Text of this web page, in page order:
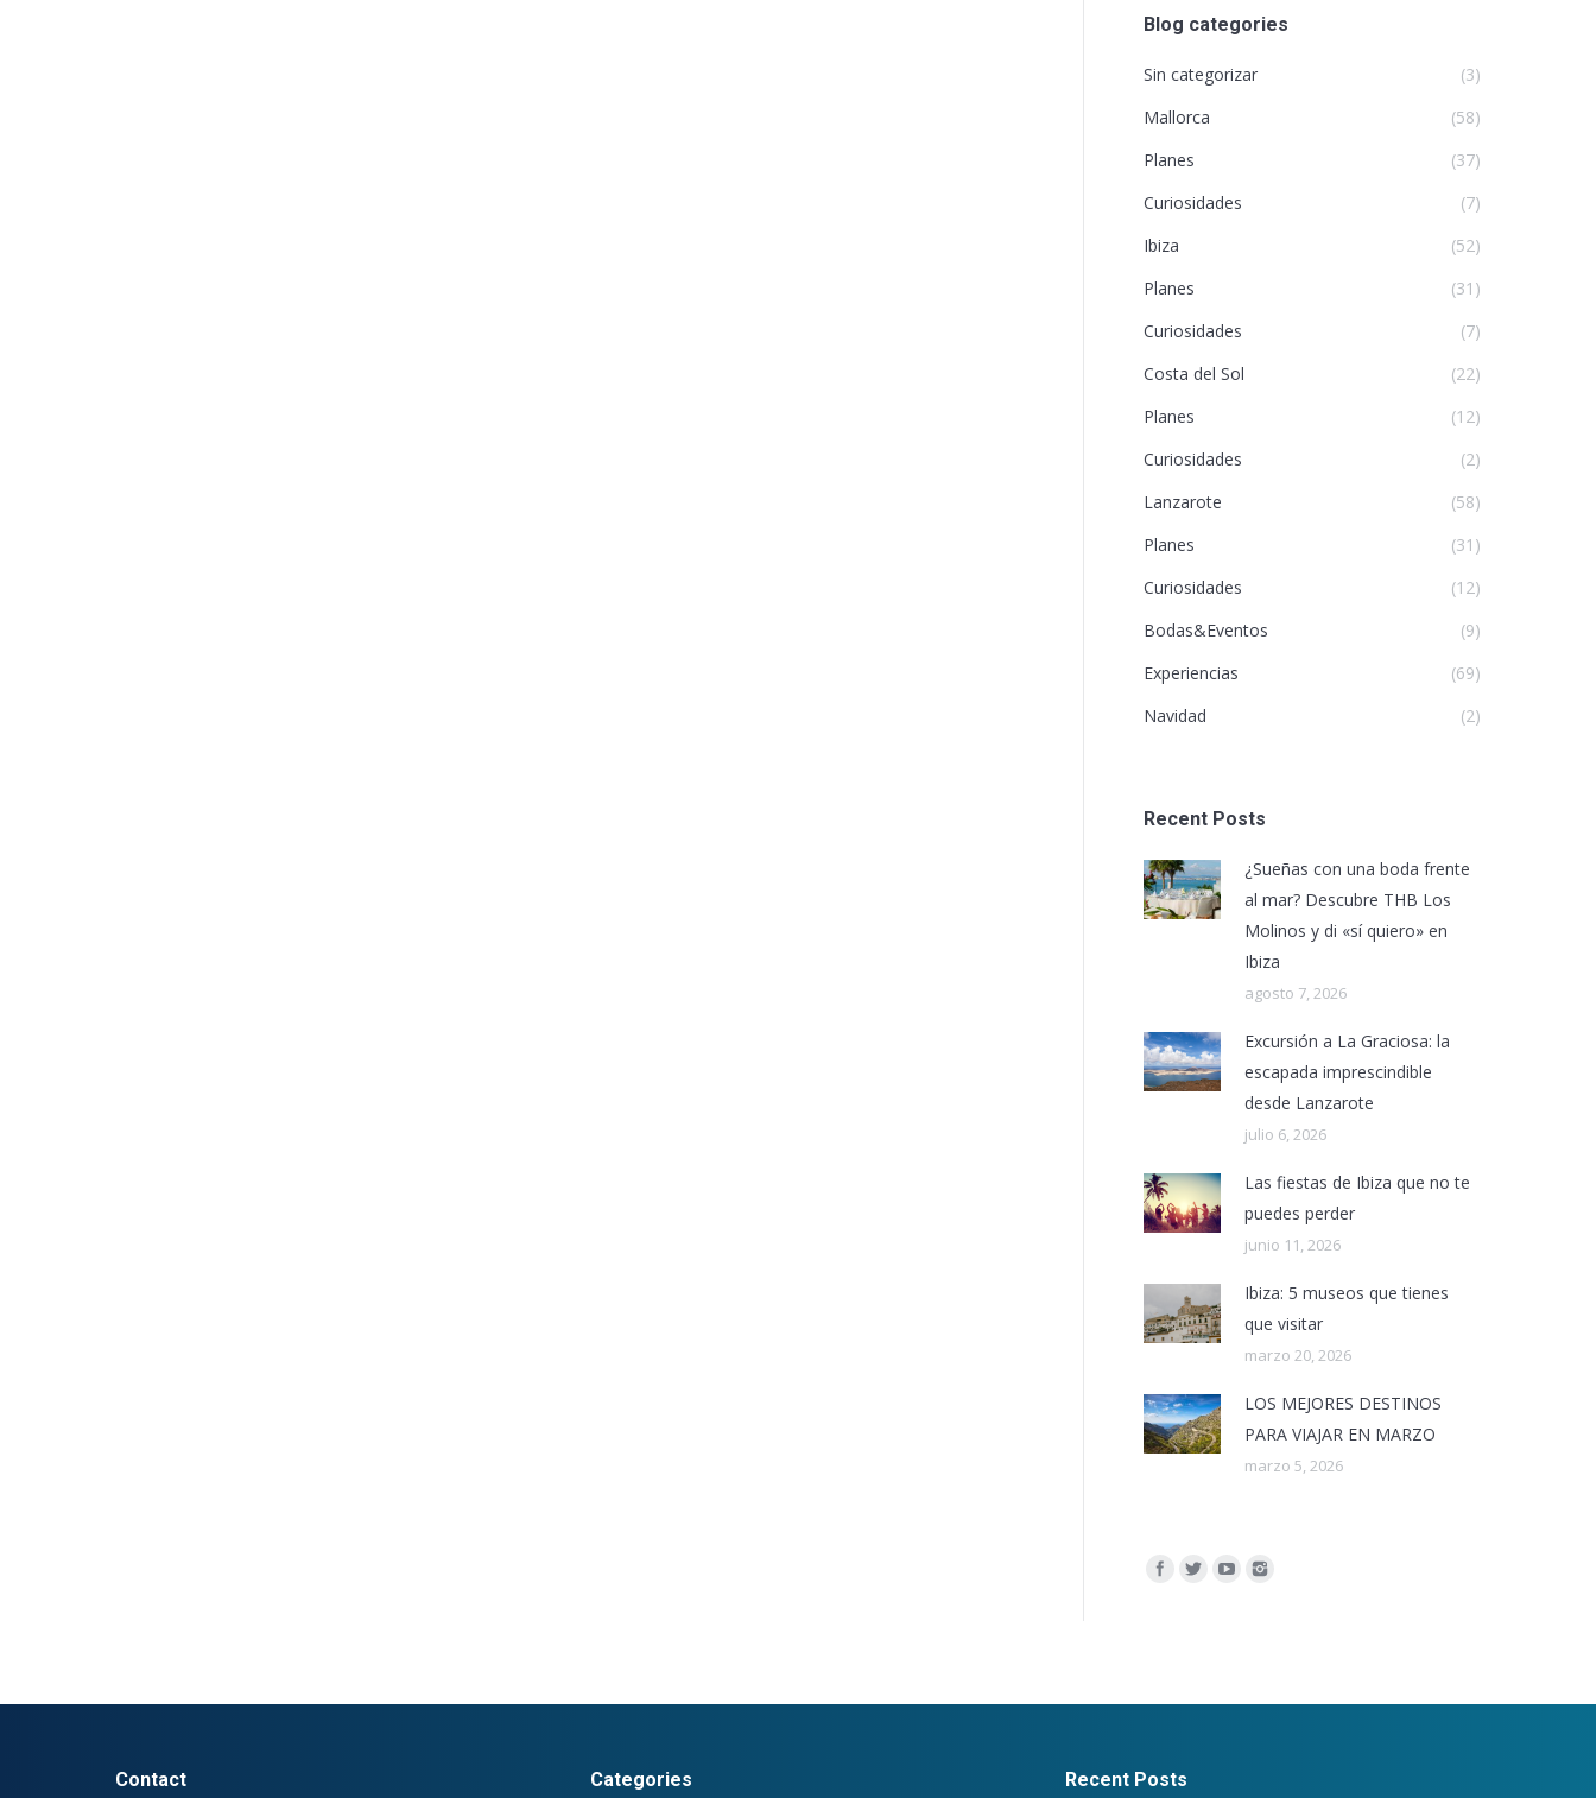
Blog categories
Sin categorizar
(3)
Mallorca
(58)
Planes
(37)
Curiosidades
(7)
Ibiza
(52)
Planes
(31)
Curiosidades
(7)
Costa del Sol
(22)
Planes
(12)
Curiosidades
(2)
Lanzarote
(58)
Planes
(31)
Curiosidades
(12)
Bodas&Eventos
(9)
Experiencias
(69)
Navidad
(2)
Recent Posts
¿Sueñas con una boda frente
al mar? Descubre THB Los
Molinos y di «sí quiero» en
Ibiza
agosto 7, 2026
Excursión a La Graciosa: la
escapada imprescindible
desde Lanzarote
julio 6, 2026
Las fiestas de Ibiza que no te
puedes perder
junio 11, 2026
Ibiza: 5 museos que tienes
que visitar
marzo 20, 2026
LOS MEJORES DESTINOS
PARA VIAJAR EN MARZO
marzo 5, 2026
Encuéntranos en:
Contact Categories Recent Posts